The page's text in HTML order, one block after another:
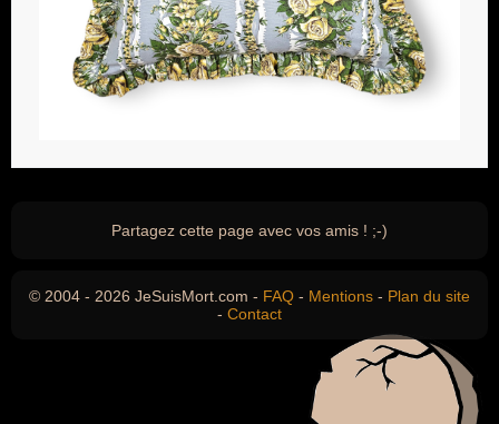
Partagez cette page avec vos amis ! ;-)
© 2004 - 2026 JeSuisMort.com - FAQ - Mentions - Plan du site
- Contact